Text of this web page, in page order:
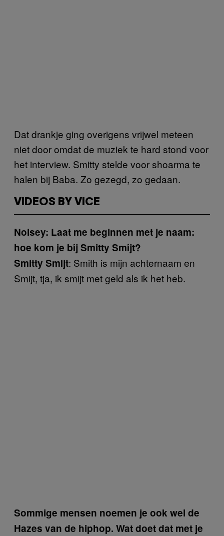
Dat drankje ging overigens vrijwel meteen
niet door omdat de muziek te hard stond voor
het interview. Smitty stelde voor shoarma te
halen bij Baba. Zo gezegd, zo gedaan.
VIDEOS BY VICE
Noisey: Laat me beginnen met je naam:
hoe kom je bij Smitty Smijt?
Smitty Smijt: Smith is mijn achternaam en
Smijt, tja, ik smijt met geld als ik het heb.
Sommige mensen noemen je ook wel de
Hazes van de hiphop. Wat doet dat met je